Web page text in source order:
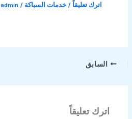
اترك تعليقاً / خدمات السباكة / By
admin
السابق
اترك تعليقاً